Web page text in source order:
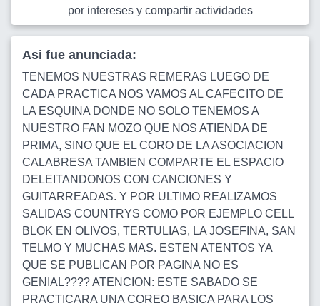
por intereses y compartir actividades
Asi fue anunciada:
TENEMOS NUESTRAS REMERAS LUEGO DE
CADA PRACTICA NOS VAMOS AL CAFECITO DE
LA ESQUINA DONDE NO SOLO TENEMOS A
NUESTRO FAN MOZO QUE NOS ATIENDA DE
PRIMA, SINO QUE EL CORO DE LA ASOCIACION
CALABRESA TAMBIEN COMPARTE EL ESPACIO
DELEITANDONOS CON CANCIONES Y
GUITARREADAS. Y POR ULTIMO REALIZAMOS
SALIDAS COUNTRYS COMO POR EJEMPLO CELL
BLOK EN OLIVOS, TERTULIAS, LA JOSEFINA, SAN
TELMO Y MUCHAS MAS. ESTEN ATENTOS YA
QUE SE PUBLICAN POR PAGINA NO ES
GENIAL???? ATENCION: ESTE SABADO SE
PRACTICARA UNA COREO BASICA PARA LOS